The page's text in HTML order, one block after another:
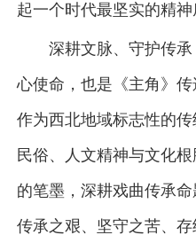
起一个时代最坚实的精神
深耕文脉、守护传
心使命，也是《主角》
作为西北地域标志性的
民俗、人文精神与文化
的笔墨，深耕戏曲传承
传承之艰、坚守之苦、